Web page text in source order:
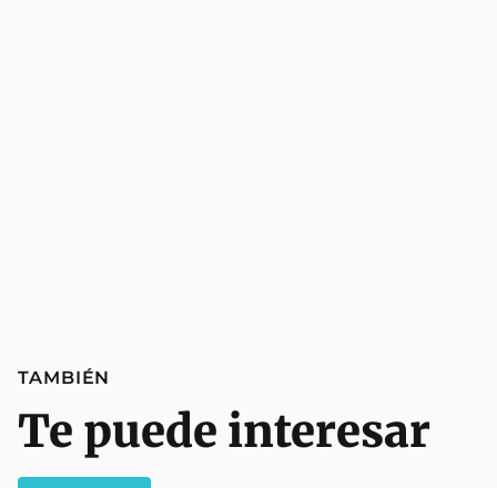
TAMBIÉN
Te puede interesar